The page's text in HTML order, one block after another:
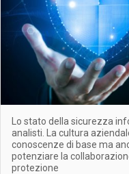
Lo stato della sicurezza
analisti. La cultura
conoscenze di base ma
potenziare la
protezione